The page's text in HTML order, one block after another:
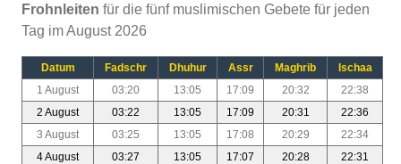
Frohnleiten für die fünf muslimischen Gebete für jeden
Tag im August 2026
Datum Fadschr Dhuhur Assr Maghrib
Ischaa
1 August
03:20 13:05 17:09 20:32
22:38
2 August
03:22 13:05 17:09 20:31
22:36
3 August
03:25 13:05 17:08 20:29
22:34
4 August
03:27 13:05 17:07 20:28
22:31